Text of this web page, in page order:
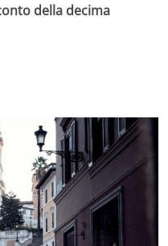
della decima